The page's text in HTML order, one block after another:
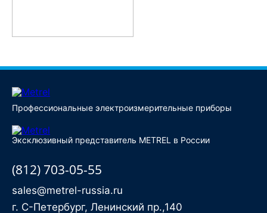
Профессиональные электроизмерительные приборы
Эксклюзивный представитель METREL в России
(812) 703-05-55
sales@metrel-russia.ru
г. С-Петербург, Ленинский пр.,140